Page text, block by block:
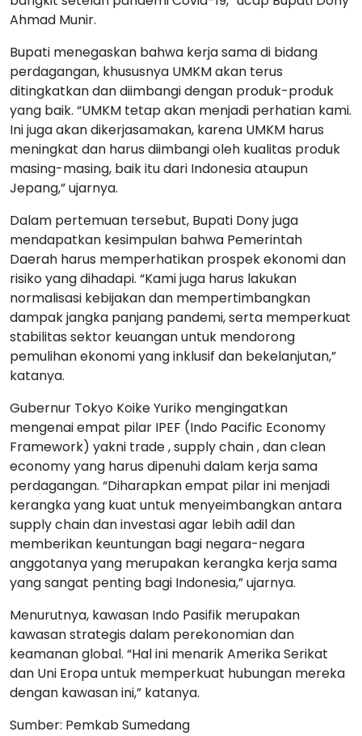
Ahmad Munir.
Bupati menegaskan bahwa kerja sama di bidang
perdagangan, khususnya UMKM akan terus
ditingkatkan dan diimbangi dengan produk-produk
yang baik. “UMKM tetap akan menjadi perhatian kami.
Ini juga akan dikerjasamakan, karena UMKM harus
meningkat dan harus diimbangi oleh kualitas produk
masing-masing, baik itu dari Indonesia ataupun
Jepang,” ujarnya.
Dalam pertemuan tersebut, Bupati Dony juga
mendapatkan kesimpulan bahwa Pemerintah
Daerah harus memperhatikan prospek ekonomi dan
risiko yang dihadapi. “Kami juga harus lakukan
normalisasi kebijakan dan mempertimbangkan
dampak jangka panjang pandemi, serta memperkuat
stabilitas sektor keuangan untuk mendorong
pemulihan ekonomi yang inklusif dan bekelanjutan,”
katanya.
Gubernur Tokyo Koike Yuriko mengingatkan
mengenai empat pilar IPEF (Indo Pacific Economy
Framework) yakni trade , supply chain , dan clean
economy yang harus dipenuhi dalam kerja sama
perdagangan. “Diharapkan empat pilar ini menjadi
kerangka yang kuat untuk menyeimbangkan antara
supply chain dan investasi agar lebih adil dan
memberikan keuntungan bagi negara-negara
anggotanya yang merupakan kerangka kerja sama
yang sangat penting bagi Indonesia,” ujarnya.
Menurutnya, kawasan Indo Pasifik merupakan
kawasan strategis dalam perekonomian dan
keamanan global. “Hal ini menarik Amerika Serikat
dan Uni Eropa untuk memperkuat hubungan mereka
dengan kawasan ini,” katanya.
Sumber: Pemkab Sumedang